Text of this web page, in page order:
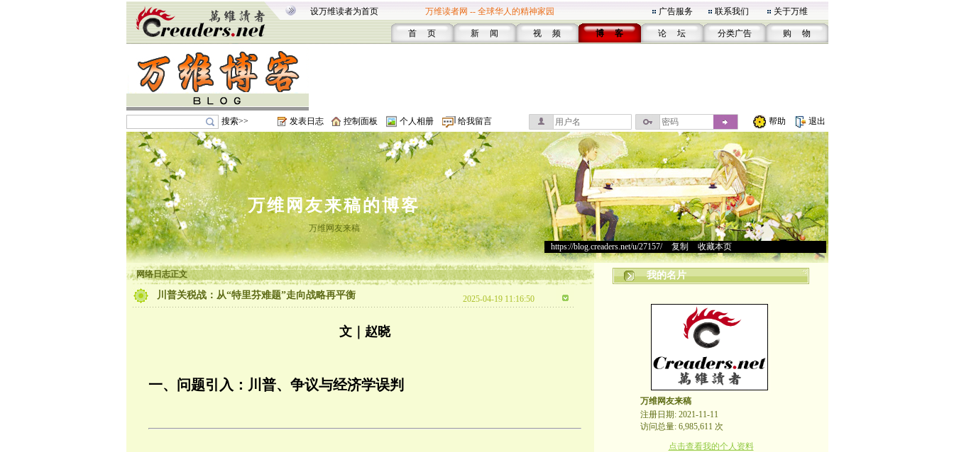
设万维读者为首页 万维读者网 -- 全球华人的精神家园 广告服务 联系我们 关于万维
首 页 新 闻 视 频 博 客 论 坛 分类广告 购 物
搜索>> 发表日志 控制面板 个人相册 给我留言 帮助 退出
万维网友来稿的博客
万维网友来稿
https://blog.creaders.net/u/27157/> 复制 收藏本页
网络日志正文
川普关税战：从“特里芬难题”走向战略再平衡 2025-04-19 11:16:50
文｜赵晓
一、问题引入：川普、争议与经济学误判
我的名片
万维网友来稿
注册日期: 2021-11-11
访问总量: 6,985,611 次
点击查看我的个人资料